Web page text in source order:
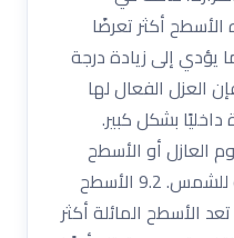
الأسطح أكثر تعرضًا
إلى زيادة درجة
العزل الفعال لها
بشكل كبير.
العازل أو الأسطح
المعالجة بالطلاءات العاكسة للشمس. 9.2 الأسطح
الأسطح المائلة أكثر